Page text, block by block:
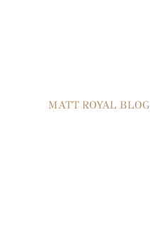
MATT ROYAL BLOG